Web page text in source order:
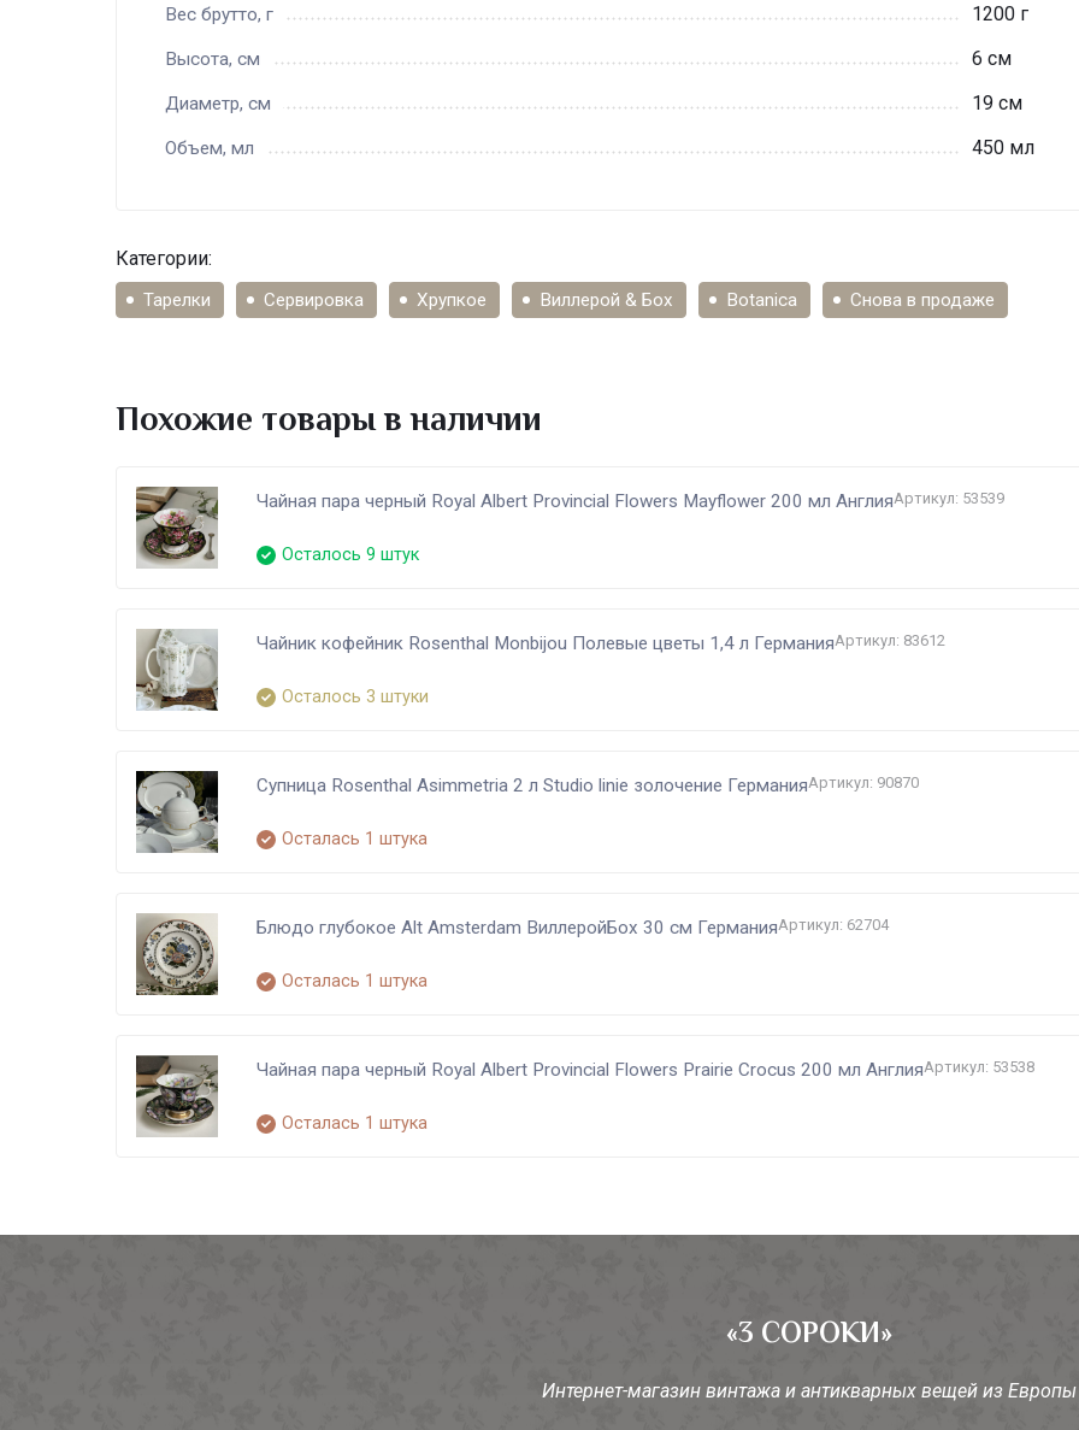
Вес брутто, г 1200 г
Высота, см 6 см
Диаметр, см 19 см
Объем, мл 450 мл
Категории:
Тарелки Сервировка Хрупкое Виллерой & Бох Botanica Снова в продаже
Похожие товары в наличии
Чайная пара черный Royal Albert Provincial Flowers Mayflower 200 мл АнглияАртикул: 53539
Осталось 9 штук
Чайник кофейник Rosenthal Monbijou Полевые цветы 1,4 л ГерманияАртикул: 83612
Осталось 3 штуки
Супница Rosenthal Asimmetria 2 л Studio linie золочение ГерманияАртикул: 90870
Осталась 1 штука
Блюдо глубокое Alt Amsterdam ВиллеройБох 30 см ГерманияАртикул: 62704
Осталась 1 штука
Чайная пара черный Royal Albert Provincial Flowers Prairie Crocus 200 мл АнглияАртикул: 53538
Осталась 1 штука
«3 СОРОКИ»
Интернет-магазин винтажа и антикварных вещей из Европы